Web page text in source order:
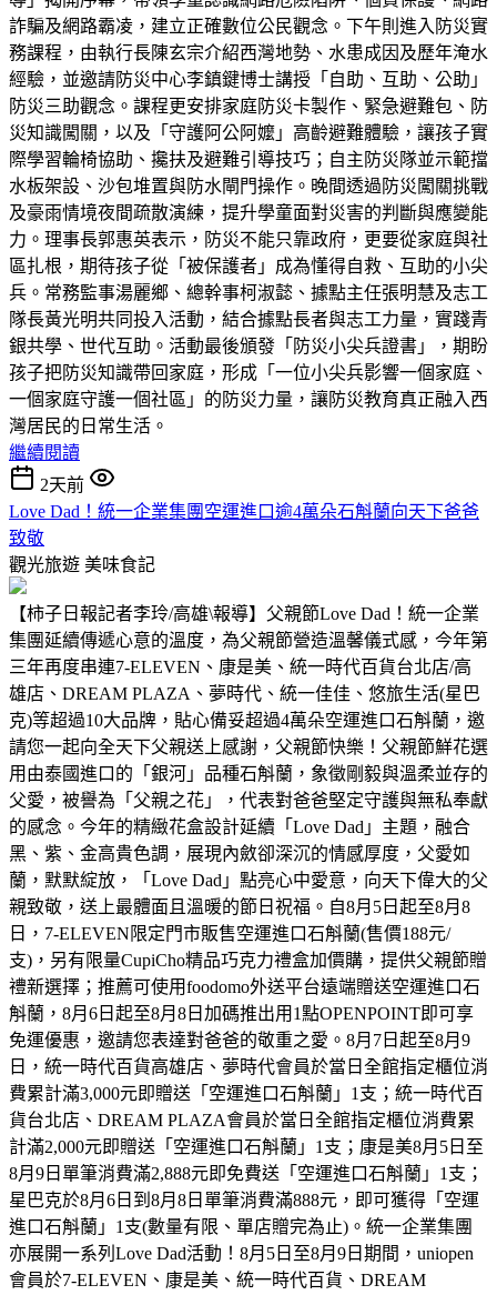
詐騙及網路霸凌，建立正確數位公民觀念。下午則進入防災實
務課程，由執行長陳玄宗介紹西灣地勢、水患成因及歷年淹水
經驗，並邀請防災中心李鎮鍵博士講授「自助、互助、公助」
防災三助觀念。課程更安排家庭防災卡製作、緊急避難包、防
災知識闖關，以及「守護阿公阿嬤」高齡避難體驗，讓孩子實
際學習輪椅協助、攙扶及避難引導技巧；自主防災隊並示範擋
水板架設、沙包堆置與防水閘門操作。晚間透過防災闖關挑戰
及豪雨情境夜間疏散演練，提升學童面對災害的判斷與應變能
力。理事長郭惠英表示，防災不能只靠政府，更要從家庭與社
區扎根，期待孩子從「被保護者」成為懂得自救、互助的小尖
兵。常務監事湯麗鄉、總幹事柯淑懿、據點主任張明慧及志工
隊長黃光明共同投入活動，結合據點長者與志工力量，實踐青
銀共學、世代互助。活動最後頒發「防災小尖兵證書」，期盼
孩子把防災知識帶回家庭，形成「一位小尖兵影響一個家庭、
一個家庭守護一個社區」的防災力量，讓防災教育真正融入西
灣居民的日常生活。
繼續閱讀
2天前
Love Dad！統一企業集團空運進口逾4萬朵石斛蘭向天下爸爸
致敬
觀光旅遊 美味食記
【柿子日報記者李玲/高雄\報導】父親節Love Dad！統一企業
集團延續傳遞心意的溫度，為父親節營造溫馨儀式感，今年第
三年再度串連7-ELEVEN、康是美、統一時代百貨台北店/高
雄店、DREAM PLAZA、夢時代、統一佳佳、悠旅生活(星巴
克)等超過10大品牌，貼心備妥超過4萬朵空運進口石斛蘭，邀
請您一起向全天下父親送上感謝，父親節快樂！父親節鮮花選
用由泰國進口的「銀河」品種石斛蘭，象徵剛毅與溫柔並存的
父愛，被譽為「父親之花」，代表對爸爸堅定守護與無私奉獻
的感念。今年的精緻花盒設計延續「Love Dad」主題，融合
黑、紫、金高貴色調，展現內斂卻深沉的情感厚度，父愛如
蘭，默默綻放，「Love Dad」點亮心中愛意，向天下偉大的父
親致敬，送上最體面且溫暖的節日祝福。自8月5日起至8月8
日，7-ELEVEN限定門市販售空運進口石斛蘭(售價188元/
支)，另有限量CupiCho精品巧克力禮盒加價購，提供父親節贈
禮新選擇；推薦可使用foodomo外送平台遠端贈送空運進口石
斛蘭，8月6日起至8月8日加碼推出用1點OPENPOINT即可享
免運優惠，邀請您表達對爸爸的敬重之愛。8月7日起至8月9
日，統一時代百貨高雄店、夢時代會員於當日全館指定櫃位消
費累計滿3,000元即贈送「空運進口石斛蘭」1支；統一時代百
貨台北店、DREAM PLAZA會員於當日全館指定櫃位消費累
計滿2,000元即贈送「空運進口石斛蘭」1支；康是美8月5日至
8月9日單筆消費滿2,888元即免費送「空運進口石斛蘭」1支；
星巴克於8月6日到8月8日單筆消費滿888元，即可獲得「空運
進口石斛蘭」1支(數量有限、單店贈完為止)。統一企業集團
亦展開一系列Love Dad活動！8月5日至8月9日期間，uniopen
會員於7-ELEVEN、康是美、統一時代百貨、DREAM